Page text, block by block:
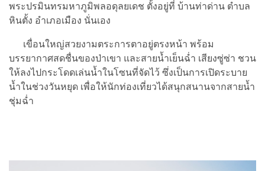
พระปรมินทรมหาภูมิพลอดุลยเดช ตั้งอยู่ที่ บ้านท่าด่าน ตำบล
หินตั้ง อำเภอเมือง นั่นเอง
เขื่อนใหญ่สวยงามตระการตาอยู่ตรงหน้า พร้อม
บรรยากาศสดชื่นของป่าเขา และสายน้ำเย็นฉ่ำ เสียงซู่ซ่า ชวน
ให้ลงไปกระโดดเล่นน้ำในโซนที่จัดไว้ ซึ่งเป็นการเปิดระบาย
น้ำในช่วงวันหยุด เพื่อให้นักท่องเที่ยวได้สนุกสนานจากสายน้ำ
ชุ่มฉ่ำ